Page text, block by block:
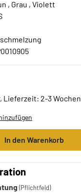
, Grau , Violett
Lieferzeit: 2-3 Wochen
In den Warenkorb
(Pflichtfeld)